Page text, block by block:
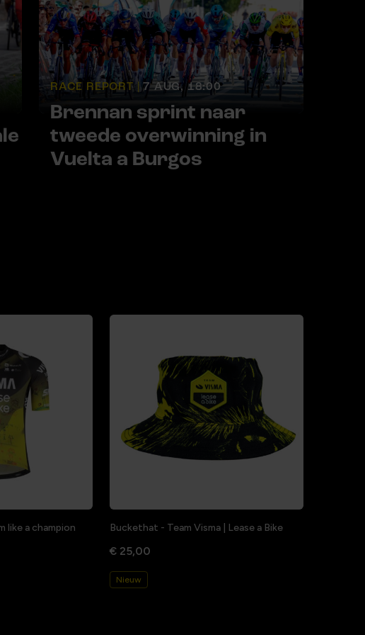
RACE REPORT | 7 AUG, 18:00
Brennan sprint naar
tweede overwinning in
Vuelta a Burgos
like a champion Buckethat - Team Visma | Lease a Bike
€ 25,00
Nieuw